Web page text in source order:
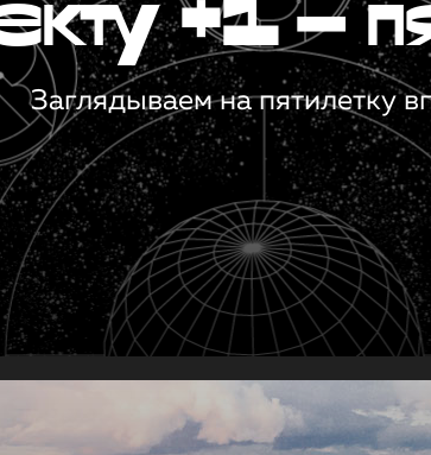
+1 —
Заглядываем на пятилетку